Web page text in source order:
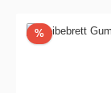
%Rabatt